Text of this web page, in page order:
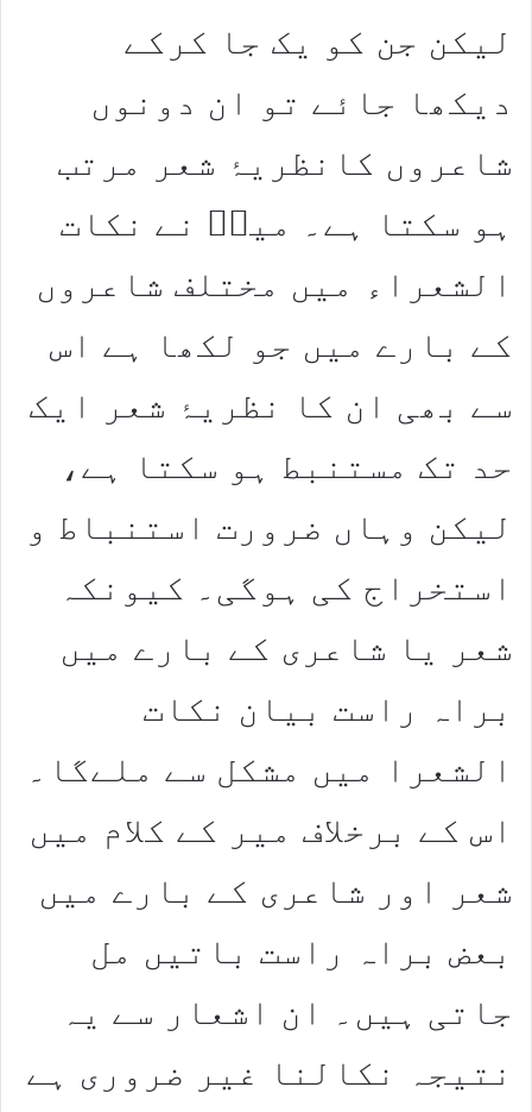
لیکن جن کو یک جا کرکے
دیکھا جائے تو ان دونوں
شاعروں کانظریۂ شعر مرتب
ہو سکتا ہے۔ میرؔ نے نکات
الشعراء میں مختلف شاعروں
کے بارے میں جو لکھا ہے اس
سے بھی ان کا نظریۂ شعر ایک
حد تک مستنبط ہو سکتا ہے،
لیکن وہاں ضرورت استنباط و
استخراج کی ہوگی۔ کیونکہ
شعر یا شاعری کے بارے میں
براہ راست بیان نکات
الشعرا میں مشکل سے ملےگا۔
اس کے برخلاف میر کے کلام میں
شعر اور شاعری کے بارے میں
بعض براہ راست باتیں مل
جاتی ہیں۔ ان اشعار سے یہ
نتیجہ نکالنا غیر ضروری ہے